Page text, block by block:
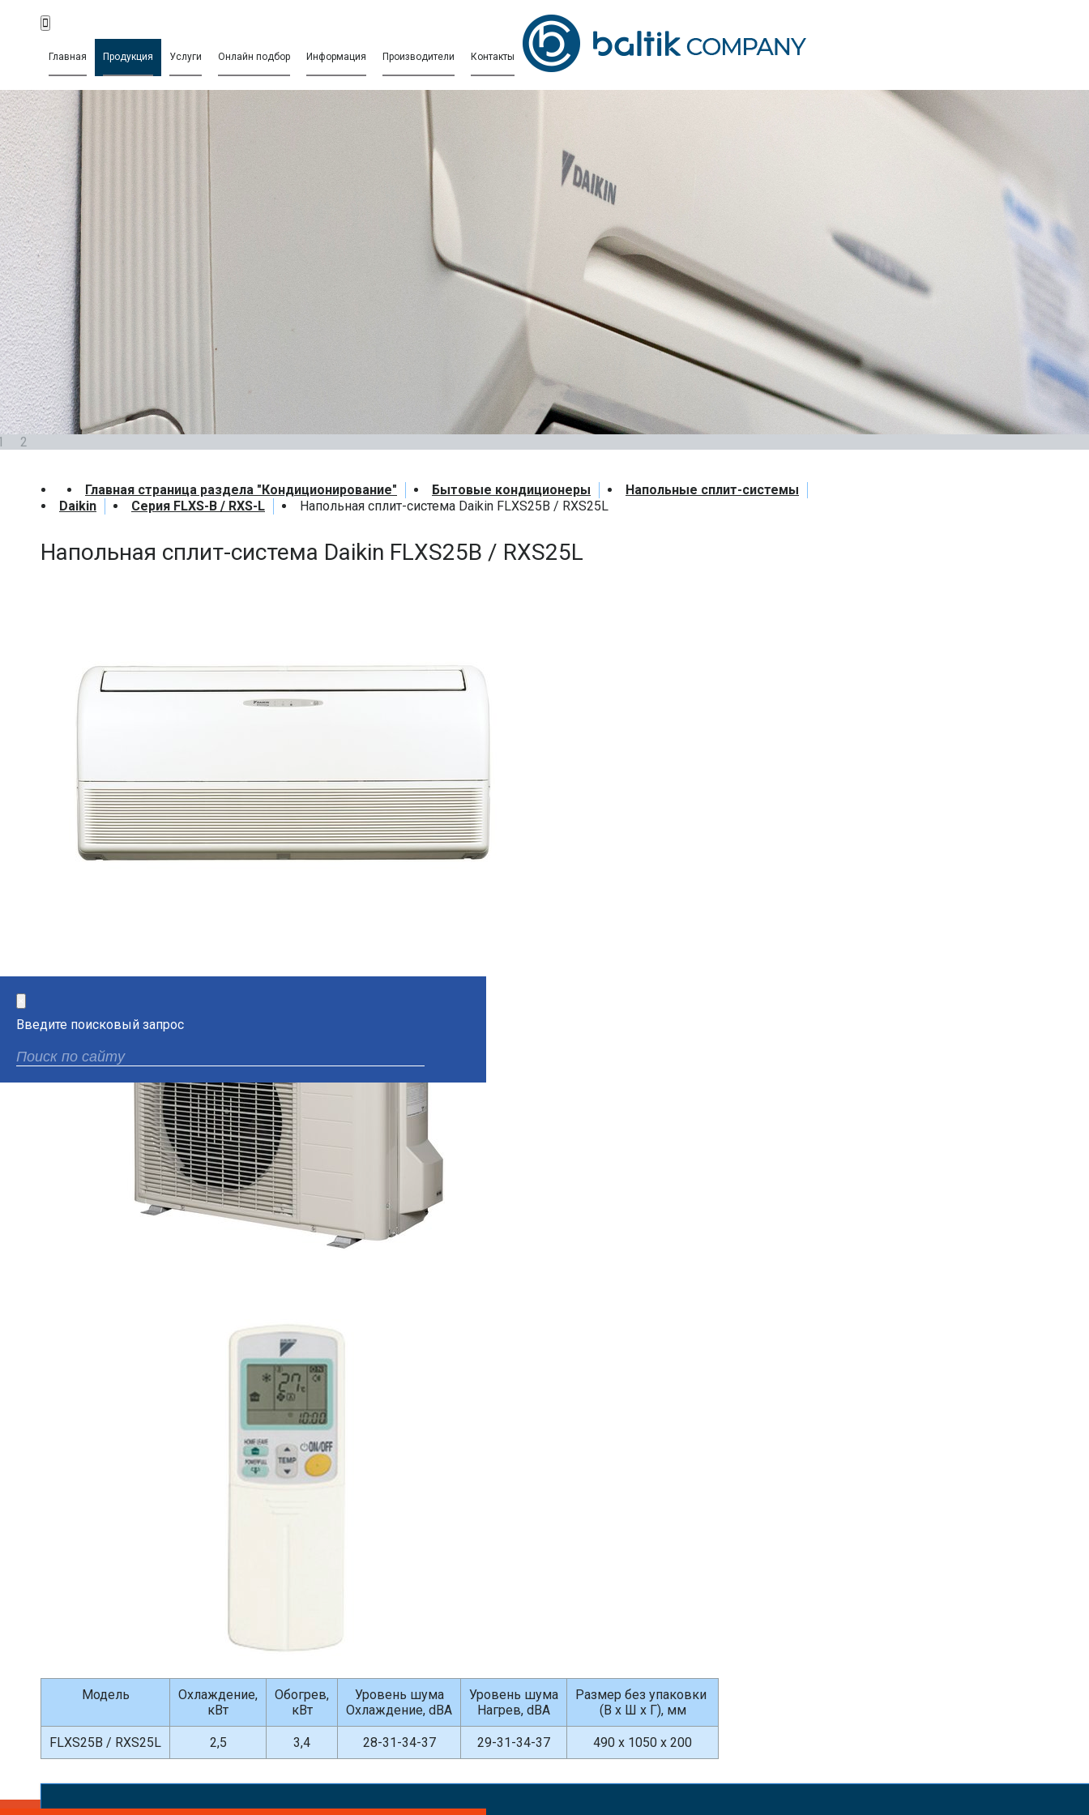
Главная Продукция Услуги Онлайн подбор Информация Производители Контакты
Введите поисковый запрос
2
Главная страница раздела "Кондиционирование" Бытовые кондиционеры
Напольные сплит-системы
Daikin
Серия FLXS-B / RXS-L Напольная сплит-система Daikin FLXS25B / RXS25L
Напольная сплит-система Daikin FLXS25B / RXS25L
Модель
Охлаждение,
кВт
Обогрев,
кВт
Уровень шума
Охлаждение, dBA
Уровень шума
Hагрев, dBA
Размер без упаковки
(В х Ш х Г), мм
FLXS25B / RXS25L 2,5 3,4 28-31-34-37 29-31-34-37 490 x 1050 x 200